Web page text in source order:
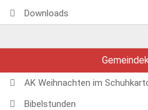
Downloads
AK Weihnachten im
Bibelstunden